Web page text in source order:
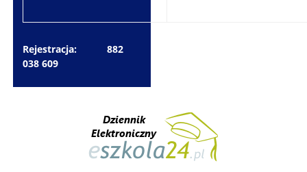
Rejestracja: 882
038 609